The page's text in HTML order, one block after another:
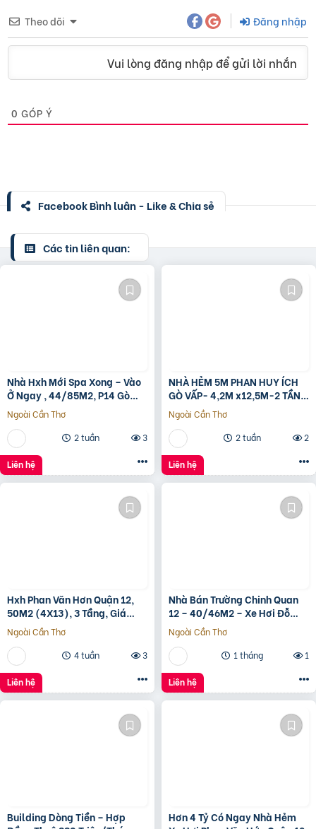
Theo dõi Đăng nhập
Vui lòng đăng nhập để gửi lời nhắn
0 GÓP Ý
Facebook Bình luận - Like & Chia sẻ
Các tin liên quan:
Nhà Hxh Mới Spa Xong – Vào
Ở Ngay , 44/85M2, P14 Gò
Vấp, Giá 4.X Tỷ
Ngoài Cần Thơ
2 tuần
3
Liên hệ
NHÀ HẺM 5M PHAN HUY ÍCH
GÒ VẤP- 4,2M x12,5M-2 TẦNG
– GIÁ 4,4 TỶ
Ngoài Cần Thơ
2 tuần
2
Liên hệ
Hxh Phan Văn Hơn Quận 12,
50M2 (4X13), 3 Tầng, Giá
4.96 Tỷ
Ngoài Cần Thơ
4 tuần
3
Liên hệ
Nhà Bán Trường Chinh Quan
12 – 40/46M2 – Xe Hơi Đỗ
Cửa – 3.1 Tỷ
Ngoài Cần Thơ
1 tháng
1
Liên hệ
Building Dòng Tiền – Hợp
Hơn 4 Tỷ Có Ngay Nhà Hẻm